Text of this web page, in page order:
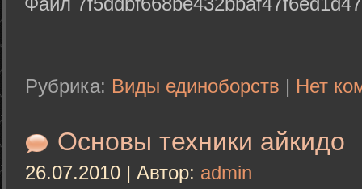
Рубрика: Виды единоборств | Нет
Основы техники айкидо
26.07.2010 | Автор: admin